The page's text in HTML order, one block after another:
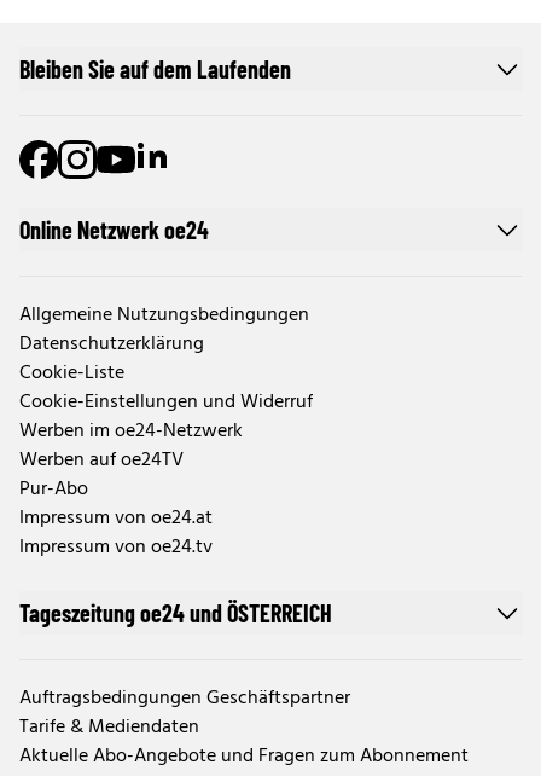
Online Netzwerk oe24
Allgemeine Nutzungsbedingungen
Datenschutzerklärung
Cookie-Liste
Cookie-Einstellungen und Widerruf
Werben im oe24-Netzwerk
Werben auf oe24TV
Pur-Abo
Impressum von oe24.at
Impressum von oe24.tv
Tageszeitung oe24 und ÖSTERREICH
Auftragsbedingungen Geschäftspartner
Tarife & Mediendaten
Aktuelle Abo-Angebote und Fragen zum Abonnement
Bleiben Sie auf dem Laufenden